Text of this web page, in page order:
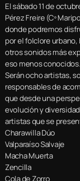
El sábado 11 de
Pérez Freire (Cº
donde podremos
por el folclore
otros sonidos más
eso menos conocidos.
Serán ocho artistas,
responsables de
que desde una
evolución y
artistas que se
Charawilla Dúo
Valparaíso Salvaje
Macha Muerta
Zencilla
Cola de Zorro